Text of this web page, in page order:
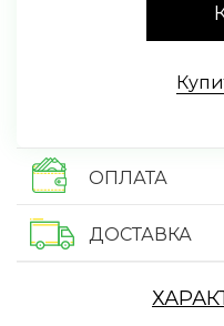
ОПЛАТА
ДОСТАВКА